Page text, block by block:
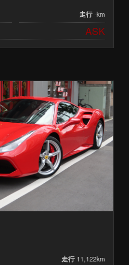
走行 -km
ASK
走行 11,122km